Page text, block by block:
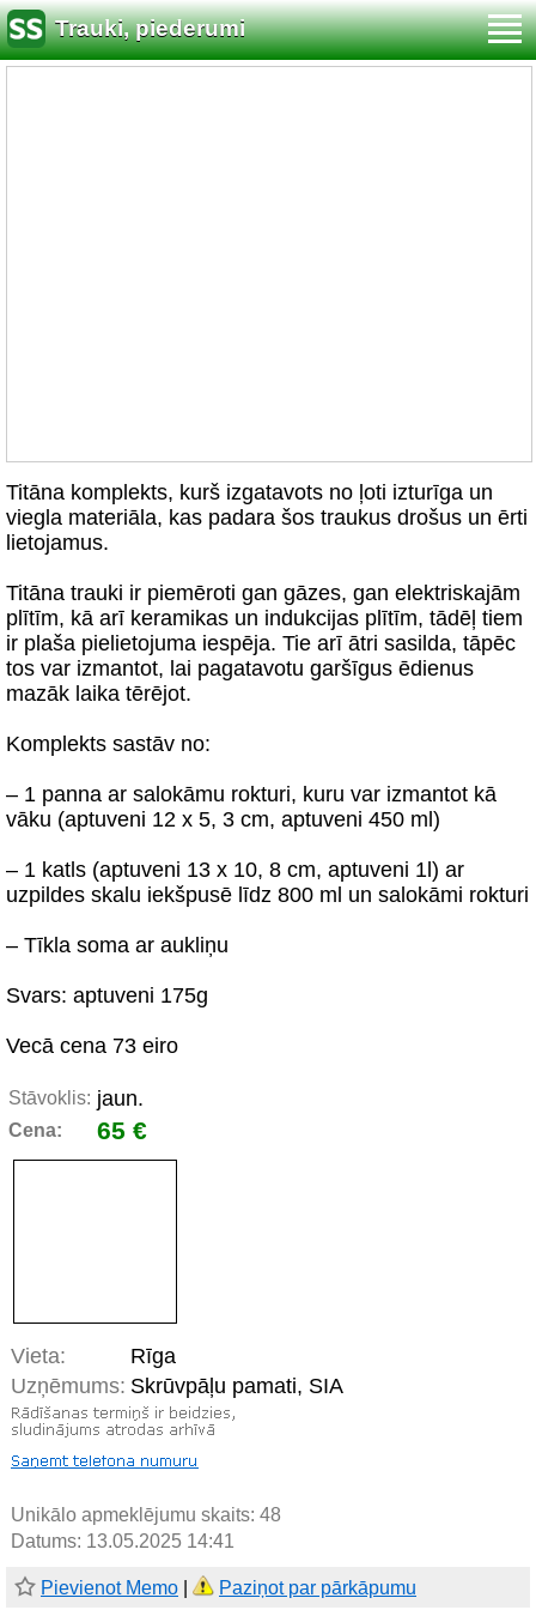
Trauki, piederumi
Titāna komplekts, kurš izgatavots no ļoti izturīga un
viegla materiāla, kas padara šos traukus drošus un ērti
lietojamus.
Titāna trauki ir piemēroti gan gāzes, gan elektriskajām
plītīm, kā arī keramikas un indukcijas plītīm, tādēļ tiem
ir plaša pielietojuma iespēja. Tie arī ātri sasilda, tāpēc
tos var izmantot, lai pagatavotu garšīgus ēdienus
mazāk laika tērējot.
Komplekts sastāv no:
– 1 panna ar salokāmu rokturi, kuru var izmantot kā
vāku (aptuveni 12 x 5, 3 cm, aptuveni 450 ml)
– 1 katls (aptuveni 13 x 10, 8 cm, aptuveni 1l) ar
uzpildes skalu iekšpusē līdz 800 ml un salokāmi rokturi
– Tīkla soma ar aukliņu
Svars: aptuveni 175g
Vecā cena 73 eiro
Stāvoklis: jaun.
Cena: 65 €
Vieta:
Rīga
Uzņēmums: Skrūvpāļu pamati, SIA
Unikālo apmeklējumu skaits: 48
Datums: 13.05.2025 14:41
Pievienot Memo Paziņot par pārkāpumu